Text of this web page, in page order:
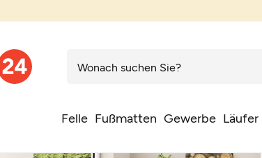
Felle Fußmatten Gewerbe Läufer